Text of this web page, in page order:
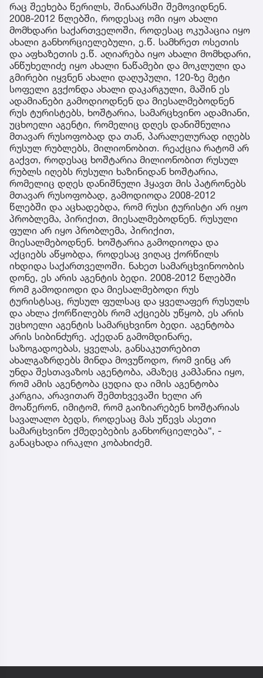
რაც შეეხება წერილს, შინაარსში შემოვიდნენ.
2008-2012 წლებში, როდესაც ომი იყო ახალი
მომხდარი საქართველოში, როდესაც ოკუპაცია იყო
ახალი განხორციელებული, ე.წ. სამხრეთ ოსეთის
და აფხაზეთის ე.წ. აღიარება იყო ახალი მომხდარი,
ანწუხელიძე იყო ახალი ნაწამები და მოკლული და
გმირები იყვნენ ახალი დაღუპული, 120-ზე მეტი
სოფელი გვქონდა ახალი დაკარგული, მაშინ ეს
ადამიანები გამოდიოდნენ და მიესალმებოდნენ
რუს ტურისტებს, ხოშტარია, სამარცხვინო ადამიანი,
უცხოელი აგენტი, რომელიც დღეს დანიშნულია
მთავარ რუსოფობად და თან, პარალელურად იღებს
რუსულ რუბლებს, მილიონობით. რეაქცია რატომ არ
გაქვთ, როდესაც ხოშტარია მილიონობით რუსულ
რუბლს იღებს რუსული ხაზინიდან ხოშტარია,
რომელიც დღეს დანიშნული ჰყავთ მის პატრონებს
მთავარ რუსოფობად, გამოდიოდა 2008-2012
წლებში და აცხადებდა, რომ რუსი ტურისტი არ იყო
პრობლემა, პირიქით, მიესალმებოდნენ. რუსული
ფული არ იყო პრობლემა, პირიქით,
მიესალმებოდნენ. ხოშტარია გამოდიოდა და
აქციებს აწყობდა, როდესაც ვიღაც ქორწილს
იხდიდა საქართველოში. ნახეთ სამარცხვინოობის
დონე, ეს არის აგენტის ბედი. 2008-2012 წლებში
რომ გამოდიოდი და მიესალმებოდი რუს
ტურისტსაც, რუსულ ფულსაც და ყველაფერ რუსულს
და ახლა ქორწილებს რომ აქციებს უწყობ, ეს არის
უცხოელი აგენტის სამარცხვინო ბედი. აგენტობა
არის სიბინძურე. აქედან გამომდინარე,
საზოგადოებას, ყველას, განსაკუთრებით
ახალგაზრდებს მინდა მოვუწოდო, რომ ვინც არ
უნდა შესთავაზოს აგენტობა, ამაზეც კამპანია იყო,
რომ ამის აგენტობა ცუდია და იმის აგენტობა
კარგია, არავითარ შემთხვევაში ხელი არ
მოაწერონ, იმიტომ, რომ გაიზიარებენ ხოშტარიას
სავალალო ბედს, როდესაც მას უწევს ასეთი
სამარცხვინო ქმედებების განხორციელება“, -
განაცხადა ირაკლი კობახიძემ.